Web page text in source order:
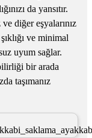
da yansıtır.
ve diğer eşyalarınız
ve minimal
uyum sağlar.
bir arada
taşımanız